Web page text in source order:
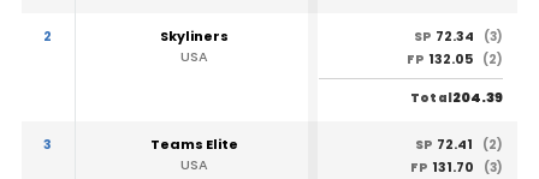
2
Skyliners
USA
SP 72.34
(3)
FP 132.05 (2)
Total204.39
3
Teams Elite
USA
SP 72.41
(2)
FP 131.70 (3)